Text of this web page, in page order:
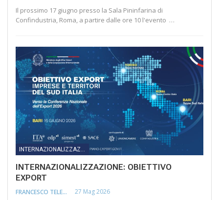
Il prossimo 17 giugno presso la Sala Pininfarina di
Confindustria, Roma, a partire dalle ore 10 l'evento …
INTERNAZIONALIZZAZIONE
INTERNAZIONALIZZAZIONE: OBIETTIVO
EXPORT
FRANCESCO TELESCA 27 Mag 2026